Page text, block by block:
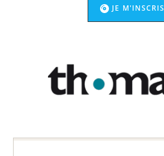
JE M'INSCRIS